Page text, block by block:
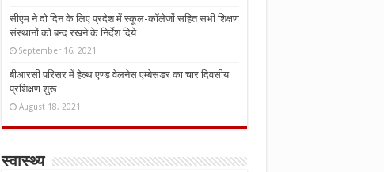
सीएम ने दो दिन के लिए प्रदेश में स्कूल-कॉलेजों सहित सभी शिक्षण
संस्थानों को बन्द रखने के निर्देश दिये
September 16, 2021
बीआरसी परिसर में हेल्थ एण्ड वेलनेस एम्बेसडर का चार दिवसीय
प्रशिक्षण शुरू
August 18, 2021
स्वास्थ्य